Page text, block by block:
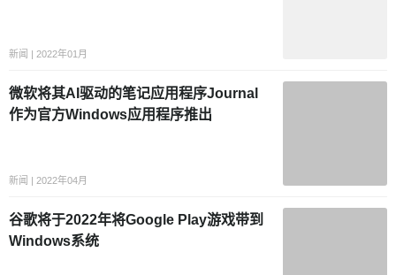
新闻 | 2022年01月
微软将其AI驱动的笔记应用程序Journal
作为官方Windows应用程序推出
新闻 | 2022年04月
谷歌将于2022年将Google Play游戏带到
Windows系统